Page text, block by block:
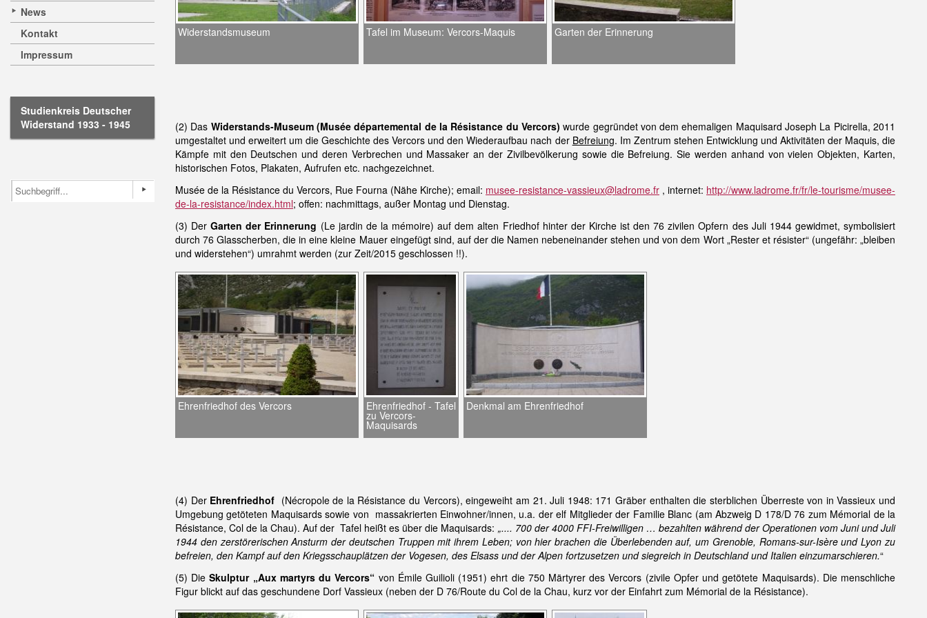
News
Kontakt
Impressum
Studienkreis Deutscher
Widerstand 1933 - 1945
Widerstandsmuseum Tafel im Museum: Vercors-Maquis Garten der Erinnerung
(2) Das Widerstands-Museum (Musée départemental de la Résistance du Vercors) wurde gegründet von dem ehemaligen Maquisard Joseph La Picirella, 2011
umgestaltet und erweitert um die Geschichte des Vercors und den Wiederaufbau nach der Befreiung. Im Zentrum stehen Entwicklung und Aktivitäten der Maquis, die
Kämpfe mit den Deutschen und deren Verbrechen und Massaker an der Zivilbevölkerung sowie die Befreiung. Sie werden anhand von vielen Objekten, Karten,
historischen Fotos, Plakaten, Aufrufen etc. nachgezeichnet.
Musée de la Résistance du Vercors, Rue Fourna (Nähe Kirche); email: musee-resistance-vassieux@ladrome.fr , internet: http://www.ladrome.fr/fr/le-tourisme/musee-
de-la-resistance/index.html; offen: nachmittags, außer Montag und Dienstag.
(3) DerGarten der Erinnerung (Le jardin de la mémoire) auf dem alten Friedhof hinter der Kirche ist den 76 zivilen Opfern des Juli 1944 gewidmet, symbolisiert
durch 76 Glasscherben, die in eine kleine Mauer eingefügt sind, auf der die Namen nebeneinander stehen und von dem Wort „Rester et résister“ (ungefähr: „bleiben
und widerstehen“) umrahmt werden (zur Zeit/2015 geschlossen !!).
Ehrenfriedhof des Vercors Ehrenfriedhof - Tafel
zu Vercors-
Maquisards
Denkmal am Ehrenfriedhof
(4) Der Ehrenfriedhof (Nécropole de la Résistance du Vercors), eingeweiht am 21. Juli 1948: 171 Gräber enthalten die sterblichen Überreste von in Vassieux und
Umgebung getöteten Maquisards sowie von massakrierten Einwohner/innen, u.a. der elf Mitglieder der Familie Blanc (am Abzweig D 178/D 76 zum Mémorial de la
Résistance, Col de la Chau). Auf der Tafel heißt es über die Maquisards: „.... 700 der 4000 FFI-Freiwilligen … bezahlten während der Operationen vom Juni und Juli
1944 den zerstörerischen Ansturm der deutschen Truppen mit ihrem Leben; von hier brachen die Überlebenden auf, um Grenoble, Romans-sur-Isère und Lyon zu
befreien, den Kampf auf den Kriegsschauplätzen der Vogesen, des Elsass und der Alpen fortzusetzen und siegreich in Deutschland und Italien einzumarschieren.“
(5) DieSkulptur „Aux martyrs du Vercors“ von Émile Guilioli (1951) ehrt die 750 Märtyrer des Vercors (zivile Opfer und getötete Maquisards). Die menschliche
Figur blickt auf das geschundene Dorf Vassieux (neben der D 76/Route du Col de la Chau, kurz vor der Einfahrt zum Mémorial de la Résistance).